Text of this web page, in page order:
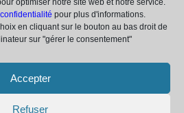
optimiser notre site web et notre service.
pour plus d'informations.
en cliquant sur le bouton au bas droit de
sur "gérer le consentement"
Accepter
Refuser